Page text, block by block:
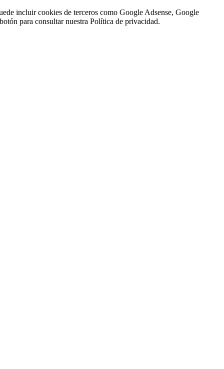
incluir cookies de terceros como Google Adsense, Google
para consultar nuestra Política de privacidad.